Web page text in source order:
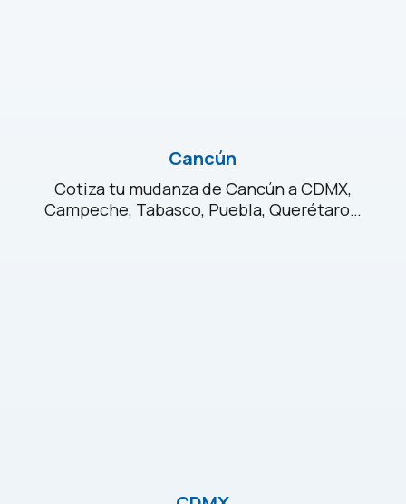
Cancún
Cotiza tu mudanza de Cancún a CDMX,
Campeche, Tabasco, Puebla, Querétaro…